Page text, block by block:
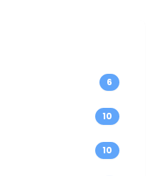
6
10
10